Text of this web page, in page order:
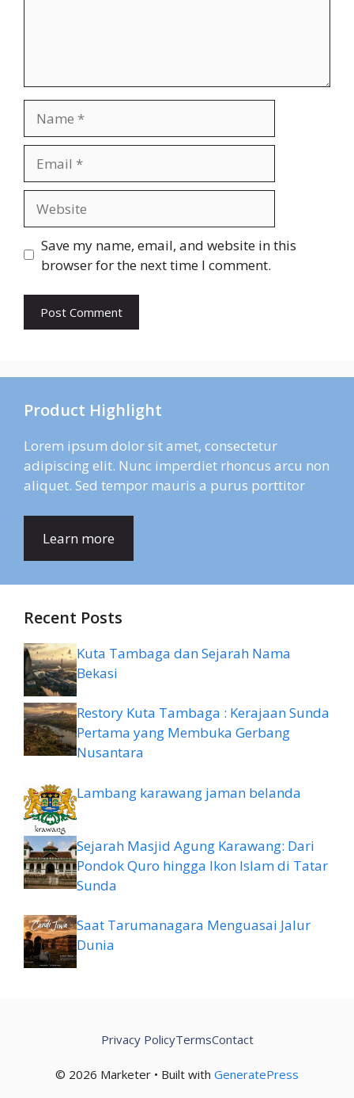
Save my name, email, and website in this
browser for the next time I comment.
Product Highlight
Lorem ipsum dolor sit amet, consectetur
adipiscing elit. Nunc imperdiet rhoncus arcu non
aliquet. Sed tempor mauris a purus porttitor
Learn more
Recent Posts
Kuta Tambaga dan Sejarah Nama
Bekasi
Restory Kuta Tambaga : Kerajaan Sunda
Pertama yang Membuka Gerbang
Nusantara
Lambang karawang jaman belanda
Sejarah Masjid Agung Karawang: Dari
Pondok Quro hingga Ikon Islam di Tatar
Sunda
Saat Tarumanagara Menguasai Jalur
Dunia
© 2026 Marketer • Built with GeneratePress
Privacy PolicyTermsContact